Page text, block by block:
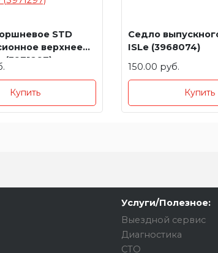
STD
верхнее
(3971297)
Купить
Седло
ISLe (3968074)
150.00 руб.
Купить
Услуги/Полезное:
Выездной сервис
Диагностика
СТО